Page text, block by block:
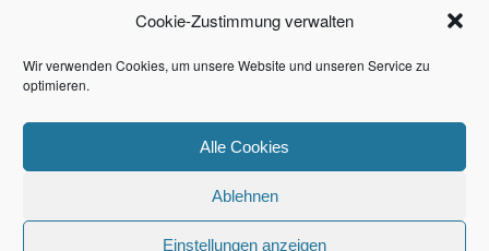
Cookie-Zustimmung verwalten
Wir verwenden Cookies, um unsere Website und unseren Service zu
optimieren.
Alle Cookies
Ablehnen
Einstellungen anzeigen
Datenschutzerklärung
Rechtliche Hinweise (Disclaimer)
Datenschutzerklärung Stolz präsentiert von WordPress